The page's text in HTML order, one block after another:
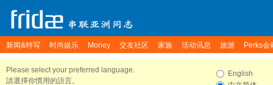
新闻&特写 时尚娱乐 Money 交友社区 家族 活动讯息 旅游 Perks会
Please select your preferred language.
請選擇你慣用的語言。
English